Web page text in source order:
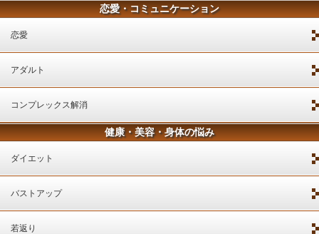
恋愛・コミュニケーション
恋愛
アダルト
コンプレックス解消
健康・美容・身体の悩み
ダイエット
バストアップ
若返り